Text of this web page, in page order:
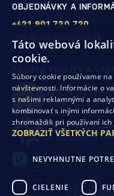
OBJEDNÁVKY A
+421 901 720 720
99%
zákazníkov
SHOP ROKU 2024
10. rok po sebe
Odstúpenie od zmluvy
Táto webová
cookie.
Súbory cookie používame
návštevnosti. Informácie o
s našimi reklamnými a
kombinovať s inými
zhromaždili pri používaní ich
ZOBRAZIŤ VŠETKÝCH
NEVYHNUTNE
CIELENIE